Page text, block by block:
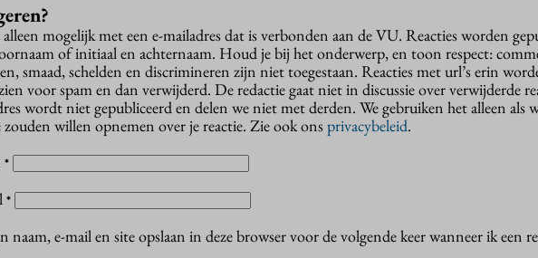
mogelijk met een e-mailadres dat is verbonden aan de VU. Reacties worden
of initiaal en achternaam. Houd je bij het onderwerp, en toon respect:
smaad, schelden en discrimineren zijn niet toegestaan. Reacties met url’s erin
voor spam en dan verwijderd. De redactie gaat niet in discussie over verwijderde
wordt niet gepubliceerd en delen we niet met derden. We gebruiken het alleen als
zouden willen opnemen over je reactie. Zie ook onsprivacybeleid.
*
*
naam, e-mail en site opslaan in deze browser voor de volgende keer wanneer ik een